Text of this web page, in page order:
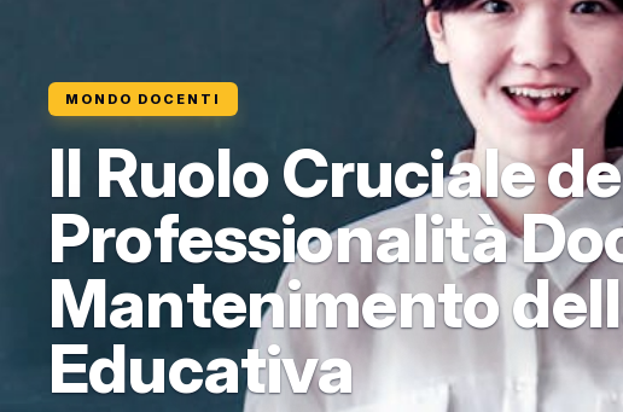
MONDO DOCENTI
Il Ruolo Cruciale
Professionalità
Mantenimento
Educativa